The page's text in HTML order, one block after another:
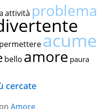
attività problema
permettereacume
bello amore paura
cercate
Amore